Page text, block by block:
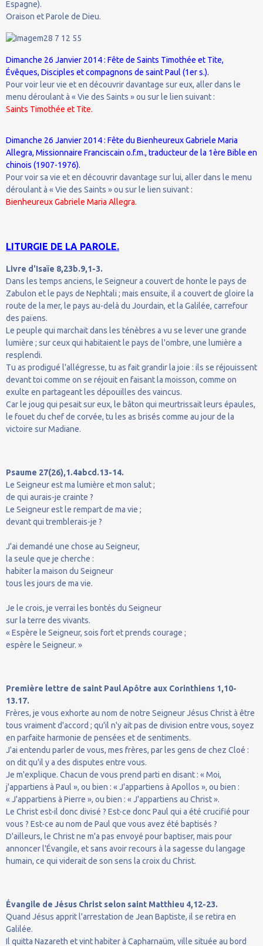
Espagne).
Oraison et Parole de Dieu.
Dimanche 26 Janvier 2014 : Fête de Saints Timothée et Tite,
Évêques, Disciples et compagnons de saint Paul (1er s.).
Pour voir leur vie et en découvrir davantage sur eux, aller dans le
menu déroulant à « Vie des Saints » ou sur le lien suivant :
Saints Timothée et Tite.
Dimanche 26 Janvier 2014 : Fête du Bienheureux Gabriele Maria
Allegra, Missionnaire Franciscain o.f.m., traducteur de la 1ère Bible en
chinois (1907-1976).
Pour voir sa vie et en découvrir davantage sur lui, aller dans le menu
déroulant à « Vie des Saints » ou sur le lien suivant :
Bienheureux Gabriele Maria Allegra.
LITURGIE DE LA PAROLE.
Livre d'Isaïe 8,23b.9,1-3.
Dans les temps anciens, le Seigneur a couvert de honte le pays de
Zabulon et le pays de Nephtali ; mais ensuite, il a couvert de gloire la
route de la mer, le pays au-delà du Jourdain, et la Galilée, carrefour
des païens.
Le peuple qui marchait dans les ténèbres a vu se lever une grande
lumière ; sur ceux qui habitaient le pays de l'ombre, une lumière a
resplendi.
Tu as prodigué l'allégresse, tu as fait grandir la joie : ils se réjouissent
devant toi comme on se réjouit en faisant la moisson, comme on
exulte en partageant les dépouilles des vaincus.
Car le joug qui pesait sur eux, le bâton qui meurtrissait leurs épaules,
le fouet du chef de corvée, tu les as brisés comme au jour de la
victoire sur Madiane.
Psaume 27(26),1.4abcd.13-14.
Le Seigneur est ma lumière et mon salut ;
de qui aurais-je crainte ?
Le Seigneur est le rempart de ma vie ;
devant qui tremblerais-je ?
J'ai demandé une chose au Seigneur,
la seule que je cherche :
habiter la maison du Seigneur
tous les jours de ma vie.
Je le crois, je verrai les bontés du Seigneur
sur la terre des vivants.
« Espère le Seigneur, sois fort et prends courage ;
espère le Seigneur. »
Première lettre de saint Paul Apôtre aux Corinthiens 1,10-
13.17.
Frères, je vous exhorte au nom de notre Seigneur Jésus Christ à être
tous vraiment d'accord ; qu'il n'y ait pas de division entre vous, soyez
en parfaite harmonie de pensées et de sentiments.
J'ai entendu parler de vous, mes frères, par les gens de chez Cloé :
on dit qu'il y a des disputes entre vous.
Je m'explique. Chacun de vous prend parti en disant : « Moi,
j'appartiens à Paul », ou bien : « J'appartiens à Apollos », ou bien :
« J'appartiens à Pierre », ou bien : « J'appartiens au Christ ».
Le Christ est-il donc divisé ? Est-ce donc Paul qui a été crucifié pour
vous ? Est-ce au nom de Paul que vous avez été baptisés ?
D'ailleurs, le Christ ne m'a pas envoyé pour baptiser, mais pour
annoncer l'Évangile, et sans avoir recours à la sagesse du langage
humain, ce qui viderait de son sens la croix du Christ.
Évangile de Jésus Christ selon saint Matthieu 4,12-23.
Quand Jésus apprit l'arrestation de Jean Baptiste, il se retira en
Galilée.
Il quitta Nazareth et vint habiter à Capharnaüm, ville située au bord